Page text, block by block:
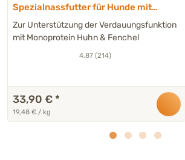
Spezialnassfutter für Hunde mit
erhöhter Magen-Darm-Sensibilität
- 6 x 290 g
Zur Unterstützung der Verdauungsfunktion
mit Monoprotein Huhn & Fenchel
4.87 (214)
33,90 € *
19,48 € / kg